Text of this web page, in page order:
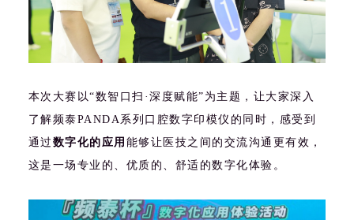
本次大赛以“数智口扫·深度赋能”为主题，让大家深入
了解频泰PANDA系列口腔数字印模仪的同时，感受到
通过 数字化的应用 能够让医技之间的交流沟通更有效，
这是一场专业的、优质的、舒适的数字化体验。